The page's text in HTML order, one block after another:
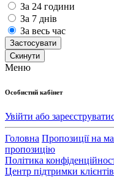
За 24 години
За 7 днів
За весь час
Застосувати
Cкинути
Меню
Особистий кабінет
Увійти або
Головна Пропозиції на
пропозицію
Політика
Центр підтримки клієнтів